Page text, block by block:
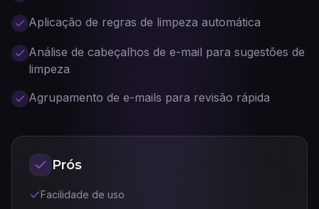
Aplicação de regras de limpeza automática
Análise de cabeçalhos de e-mail para sugestões de
limpeza
Agrupamento de e-mails para revisão rápida
Prós
Facilidade de uso